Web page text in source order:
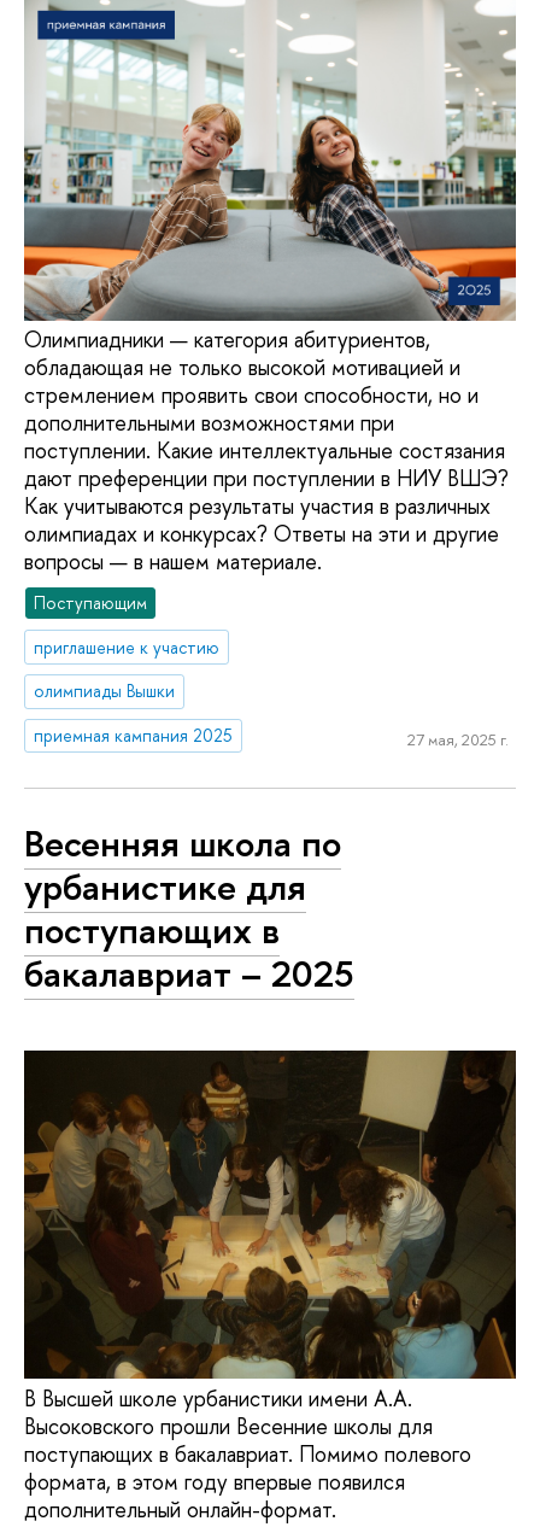
Олимпиадники — категория абитуриентов,
обладающая не только высокой мотивацией и
стремлением проявить свои способности, но и
дополнительными возможностями при
поступлении. Какие интеллектуальные состязания
дают преференции при поступлении в НИУ ВШЭ?
Как учитываются результаты участия в различных
олимпиадах и конкурсах? Ответы на эти и другие
вопросы — в нашем материале.
Поступающим
приглашение к участию
олимпиады Вышки
приемная кампания 2025
27 мая, 2025 г.
Весенняя школа по
урбанистике для
поступающих в
бакалавриат – 2025
В Высшей школе урбанистики имени А.А.
Высоковского прошли Весенние школы для
поступающих в бакалавриат. Помимо полевого
формата, в этом году впервые появился
дополнительный онлайн-формат.